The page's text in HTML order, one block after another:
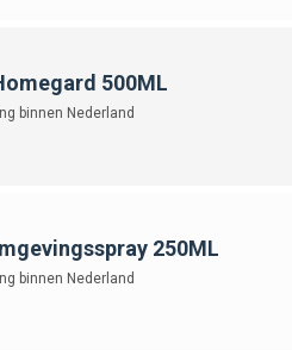
500ML
binnen Nederland
250ML
binnen Nederland